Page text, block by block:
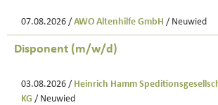
07.08.2026 / AWO Altenhilfe GmbH / Neuwied
Disponent (m/w/d)
03.08.2026 / Heinrich Hamm
KG / Neuwied